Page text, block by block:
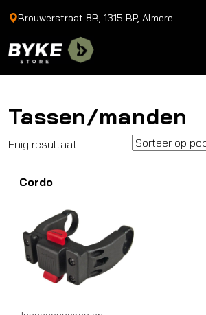
Brouwerstraat 8B, 1315 BP, Almere
Tassen/manden
Enig resultaat
Cordo